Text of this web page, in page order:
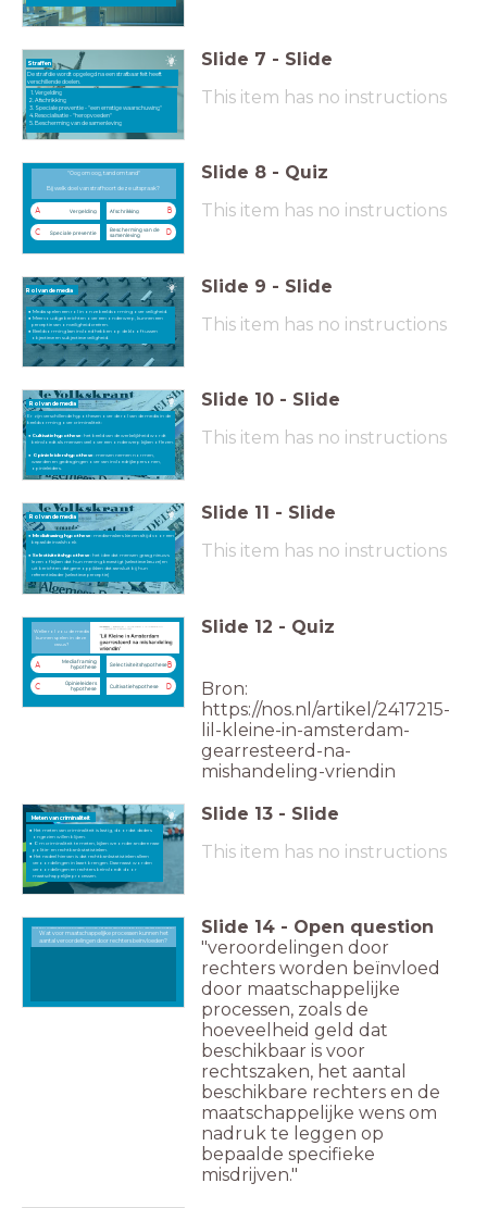
Straffen
De straf die wordt opgelegd na een strafbaar feit heeft
verschillende doelen.
Vergelding
Afschrikking
Speciale preventie - "een ernstige waarschuwing"
Resocialisatie - "heropvoeden"
Bescherming van de samenleving
Slide 7 - Slide
This item has no instructions
Bij welk doel van straf hoort deze uitspraak?
"Oog om oog, tand om tand"
Bij welk doel van straf hoort deze uitspraak?
A Vergelding B
Afschrikking
C Speciale preventie D
Bescherming van de
samenleving
Slide 8 - Quiz
This item has no instructions
Rol van de media
Media spelen een rol in onze beeldvorming over veiligheid.
Meervoudige berichten over een onderwerp, kunnen een
perceptie van onveiligheid creëren.
Beeldvorming kan invloed hebben op de kloof tussen
objectieve en subjectieve veiligheid.
Slide 9 - Slide
This item has no instructions
Rol van de media
Er zijn verschillende hypothesen over de rol van de media in de
beeldvorming over criminaliteit:
Cultivatiehypothese: het beeld van de werkelijkheid wordt
beïnvloedt als mensen veel over een onderwerp kijken of lezen.
Opinieleidershypothese: mensen nemen normen,
waarden en gedragingen over van invloedrijke personen,
opinieleiders.
Slide 10 - Slide
This item has no instructions
Rol van de media
Mediaframing hypothese: mediamakers kiezen altijd voor een
bepaalde invalshoek
Selectiviteitshypothese: het idee dat mensen graag nieuws
lezen of kijken dat hun mening bevestigt (selectieve keuze) en
uit berichten datgene oppikken dat aansluit bij hun
referentiekader (selectieve perceptie)
Slide 11 - Slide
This item has no instructions
Welke rol zou de media kunnen spelen in deze casus?
Welke rol zou de media
kunnen spelen in deze
casus?
A
Mediaframing
hypothese
B
Selectiviteitshypothese
C
Opinieleiders
hypothese
D
Cultivatiehypothese
Slide 12 - Quiz
Bron:
https://nos.nl/artikel/2417215-
lil-kleine-in-amsterdam-
gearresteerd-na-
mishandeling-vriendin
Meten van criminaliteit
Het meten van criminaliteit is lastig, doordat daders
ongezien willen blijven.
Om criminaliteit te meten, kijken we onder andere naar
politie- en rechtbank statistieken.
Het nadeel hiervan is dat rechtbankstatistieken alleen
veroordelingen in kaart brengen. Daarnaast worden
veroordelingen en rechters beïnvloedt door
maatschappelijke processen.
Slide 13 - Slide
This item has no instructions
Wat voor maatschappelijke processen kunnen het aantal veroordelingen door rechters beïnvloeden?
Wat voor maatschappelijke processen kunnen het
aantal veroordelingen door rechters beïnvloeden?
Slide 14 - Open question
"veroordelingen door
rechters worden beïnvloed
door maatschappelijke
processen, zoals de
hoeveelheid geld dat
beschikbaar is voor
rechtszaken, het aantal
beschikbare rechters en de
maatschappelijke wens om
nadruk te leggen op
bepaalde specifieke
misdrijven."